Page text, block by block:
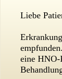
Liebe
eine HNO-